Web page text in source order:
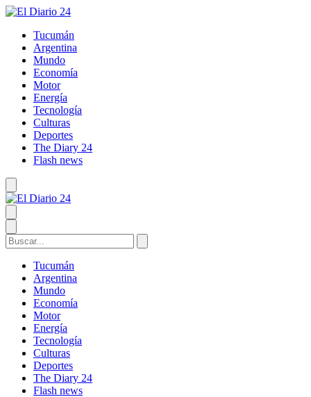
Tucumán
Argentina
Mundo
Economía
Motor
Energía
Tecnología
Culturas
Deportes
The Diary 24
Flash news
Tucumán
Argentina
Mundo
Economía
Motor
Energía
Tecnología
Culturas
Deportes
The Diary 24
Flash news